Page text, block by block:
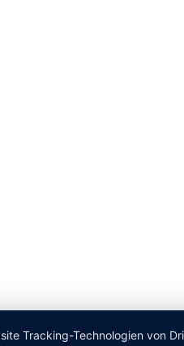
Tracking-Technologien von